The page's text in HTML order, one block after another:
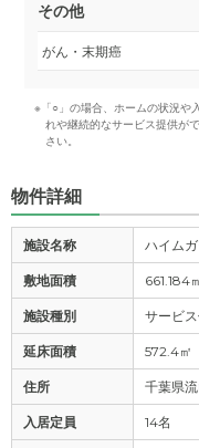
その他
がん・末期癌
※「○」の場合、ホームの状況や
れや継続的なサービス提供が
さい。
物件詳細
施設名称 ハイム
敷地面積 661.184
施設種別 サービ
延床面積 572.4㎡
住所 千葉県
入居定員 14名